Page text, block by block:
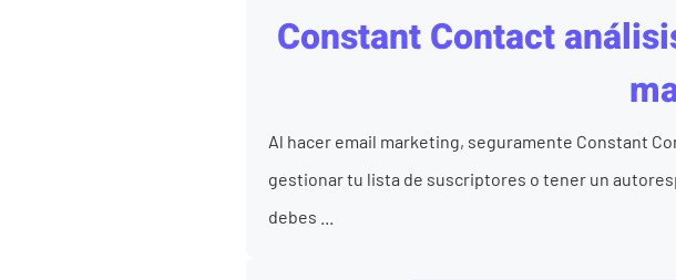
Constant Contact
Al hacer email marketing, seguramente Constant
gestionar tu lista de suscriptores o tener un
debes ...